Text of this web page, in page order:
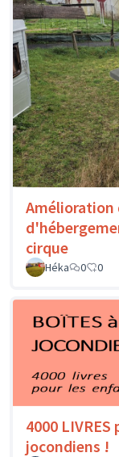
Amélioration
cirque
Héka 0 0
4000
jocondiens !